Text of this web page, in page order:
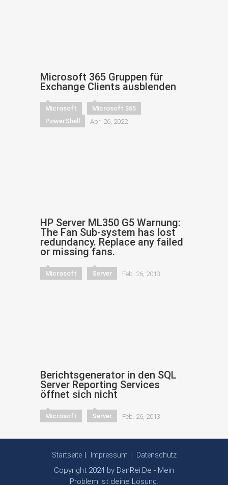
Microsoft 365 Gruppen für
Exchange Clients ausblenden
Microsoft
Microsoft 365
PowerShell
Apr. 26, 2022
HP Server ML350 G5 Warnung:
The Fan Sub-system has lost
redundancy. Replace any failed
or missing fans.
Microsoft Server Feb. 26, 2013
Berichtsgenerator in den SQL
Server Reporting Services
öffnet sich nicht
Microsoft Server Feb. 26, 2013
Startseite Impressum Datenschutz
Copyright 2024 by DanRei.De - Mein
Problem ist deine Lösung.